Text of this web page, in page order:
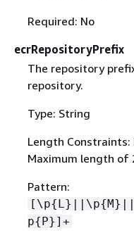
Required: No
ecrRepositoryPrefix
The repository
repository.
Type: String
Length
Maximum length of
Pattern:
[\p{L}||\p{
p{P}]+